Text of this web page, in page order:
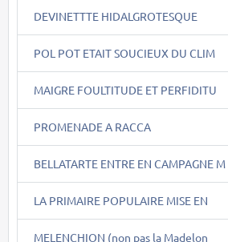
DEVINETTTE HIDALGROTESQUE
POL POT ETAIT SOUCIEUX DU CLIM
MAIGRE FOULTITUDE ET PERFIDITU
PROMENADE A RACCA
BELLATARTE ENTRE EN CAMPAGNE M
LA PRIMAIRE POPULAIRE MISE EN
MELENCHION (non pas la Madelon